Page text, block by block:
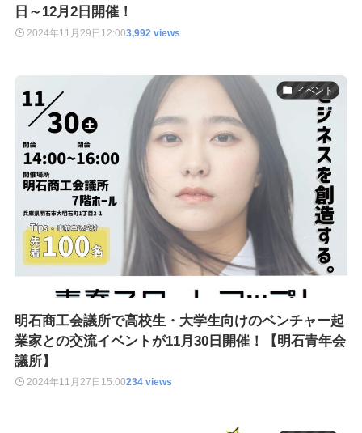
日～12月2日開催！
2024年11月29日 12:003,992 views
イベント
明石商工会議所で高校生・大学生向けのベンチャー起
業家との交流イベントが11月30日開催！【明石青年会
議所】
2024年11月27日 15:00234 views